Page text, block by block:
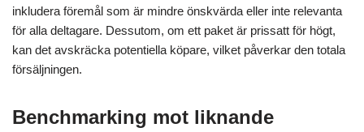
inkludera föremål som är mindre önskvärda eller inte relevanta
för alla deltagare. Dessutom, om ett paket är prissatt för högt,
kan det avskräcka potentiella köpare, vilket påverkar den totala
försäljningen.
Benchmarking mot liknande